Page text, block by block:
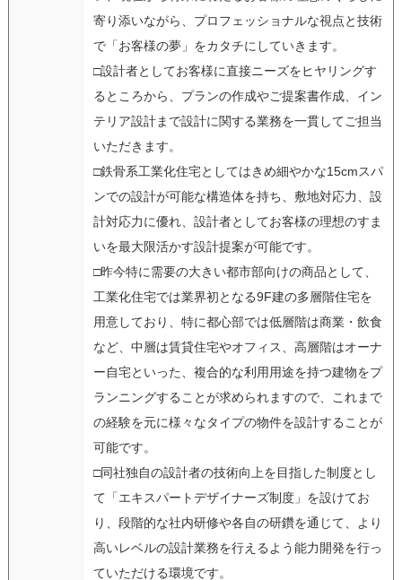
寄り添いながら、プロフェッショナルな視点と技術
で「お客様の夢」をカタチにしていきます。
□設計者としてお客様に直接ニーズをヒヤリングす
るところから、プランの作成やご提案書作成、イン
テリア設計まで設計に関する業務を一貫してご担当
いただきます。
□鉄骨系工業化住宅としてはきめ細やかな15cmスパ
ンでの設計が可能な構造体を持ち、敷地対応力、設
計対応力に優れ、設計者としてお客様の理想のすま
いを最大限活かす設計提案が可能です。
□昨今特に需要の大きい都市部向けの商品として、
工業化住宅では業界初となる9F建の多層階住宅を
用意しており、特に都心部では低層階は商業・飲食
など、中層は賃貸住宅やオフィス、高層階はオーナ
ー自宅といった、複合的な利用用途を持つ建物をプ
ランニングすることが求められますので、これまで
の経験を元に様々なタイプの物件を設計することが
可能です。
□同社独自の設計者の技術向上を目指した制度とし
て「エキスパートデザイナーズ制度」を設けてお
り、段階的な社内研修や各自の研鑽を通じて、より
高いレベルの設計業務を行えるよう能力開発を行っ
ていただける環境です。